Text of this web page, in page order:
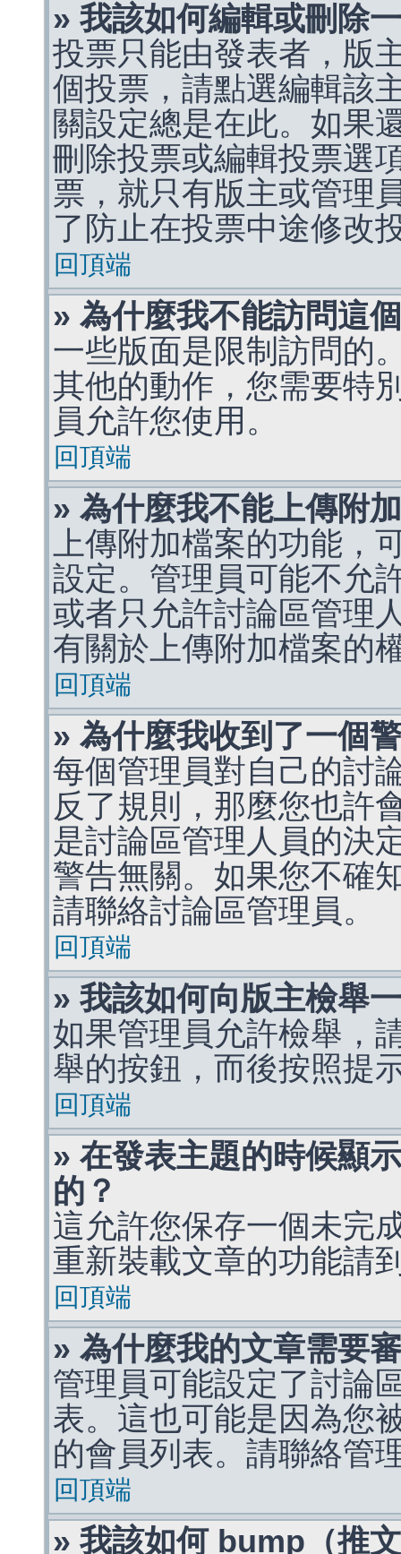
» 我該如何編輯或刪除
投票只能由發表者，版
個投票，請點選編輯該
關設定總是在此。如果
刪除投票或編輯投票選
票，就只有版主或管理
了防止在投票中途修改
回頂端
» 為什麼我不能訪問這
一些版面是限制訪問的
其他的動作，您需要特
員允許您使用。
回頂端
» 為什麼我不能上傳附
上傳附加檔案的功能，
設定。管理員可能不允
或者只允許討論區管理
有關於上傳附加檔案的
回頂端
» 為什麼我收到了一個
每個管理員對自己的討
反了規則，那麼您也許
是討論區管理人員的決
警告無關。如果您不確
請聯絡討論區管理員。
回頂端
» 我該如何向版主檢舉
如果管理員允許檢舉，
舉的按鈕，而後按照提
回頂端
» 在發表主題的時候顯
的？
這允許您保存一個未完
重新裝載文章的功能請
回頂端
» 為什麼我的文章需要
管理員可能設定了討論
表。這也可能是因為您
的會員列表。請聯絡管
回頂端
» 我該如何 bump（推